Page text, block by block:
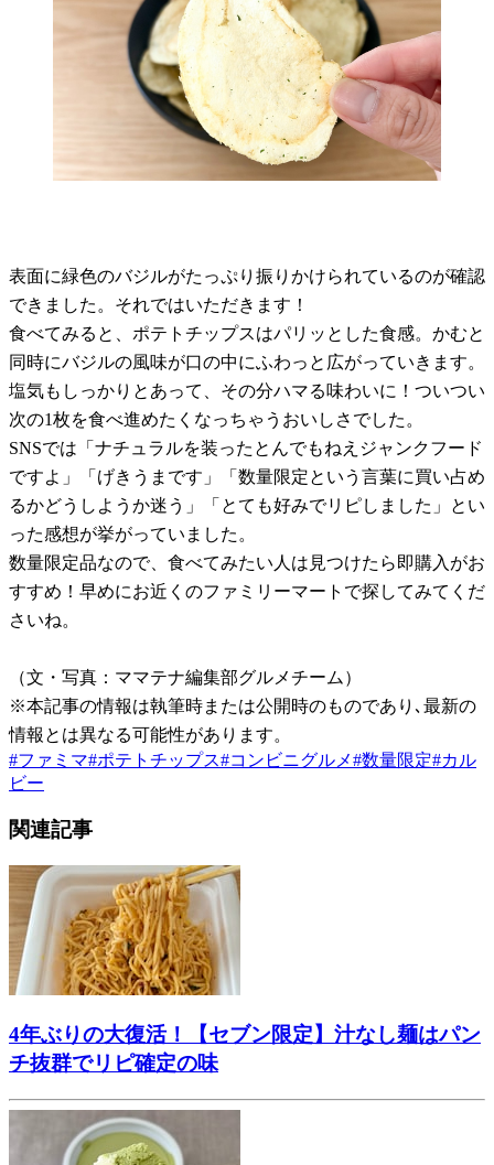
表面に緑色のバジルがたっぷり振りかけられているのが確認
できました。それではいただきます！
食べてみると、ポテトチップスはパリッとした食感。かむと
同時にバジルの風味が口の中にふわっと広がっていきます。
塩気もしっかりとあって、その分ハマる味わいに！ついつい
次の1枚を食べ進めたくなっちゃうおいしさでした。
SNSでは「ナチュラルを装ったとんでもねえジャンクフード
ですよ」「げきうまです」「数量限定という言葉に買い占め
るかどうしようか迷う」「とても好みでリピしました」とい
った感想が挙がっていました。
数量限定品なので、食べてみたい人は見つけたら即購入がお
すすめ！早めにお近くのファミリーマートで探してみてくだ
さいね。
（文・写真：ママテナ編集部グルメチーム）
※本記事の情報は執筆時または公開時のものであり､最新の
情報とは異なる可能性があります。
#ファミマ#ポテトチップス#コンビニグルメ#数量限定#カル
ビー
関連記事
4年ぶりの大復活！【セブン限定】汁なし麺はパン
チ抜群でリピ確定の味